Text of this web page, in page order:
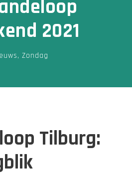
2021
, Zondag
Tilburg: